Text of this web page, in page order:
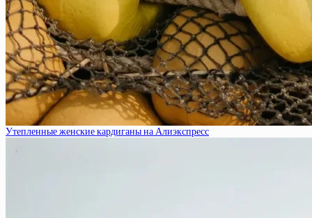
Утепленные женские кардиганы на Алиэкспресс